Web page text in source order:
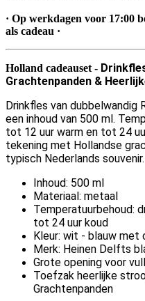
· Op werkdagen voor 17:00
als cadeau ·
Holland cadeauset -
Grachtenpanden &
Drinkfles van dubbelwandig
een inhoud van 500 ml.
tot 12 uur warm en tot 24
tekening met Hollandse
typisch Nederlands souvenir.
Inhoud: 500 ml
Materiaal: metaal
Temperatuurbehoud:
tot 24 uur koud
Kleur: wit - blauw met
Merk: Heinen Delfts
Grote opening voor
Toefzak heerlijke
Grachtenpanden